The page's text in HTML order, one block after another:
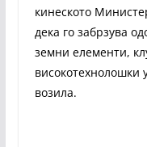
кинеското
дека го забрзува
земни елементи,
високотехнолошки
возила.